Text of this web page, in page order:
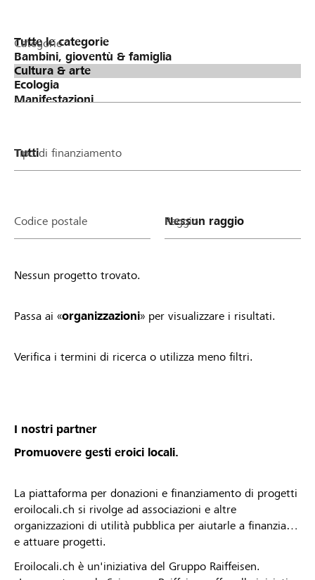
Categorie
Tipo di finanziamento
Codice postale Raggio
Nessun progetto trovato.
Passa ai «organizzazioni» per visualizzare i risultati.
Verifica i termini di ricerca o utilizza meno filtri.
I nostri partner
Promuovere gesti eroici locali.
La piattaforma per donazioni e finanziamento di progetti
eroilocali.ch si rivolge ad associazioni e altre
organizzazioni di utilità pubblica per aiutarle a finanziare
e attuare progetti.
Eroilocali.ch è un'iniziativa del Gruppo Raiffeisen.